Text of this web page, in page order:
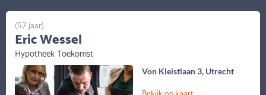
Von Kleistlaan 3, Utrecht
(57 jaar)
Eric Wessel
Hypotheek Toekomst